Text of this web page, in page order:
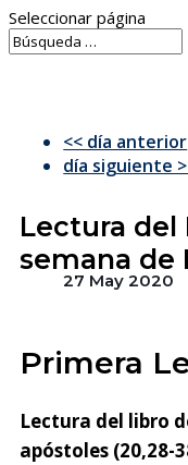
Seleccionar página
<< día anterior
día siguiente
Lectura del
semana de
27 May 2020
Primera
Lectura del libro
apóstoles (20,28-